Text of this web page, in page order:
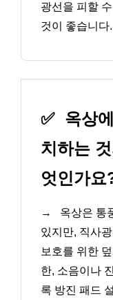
광선을 피할
것이 좋습니다.
✅ 옥상
치하는
엇인가요
→
옥상은 통
있지만, 직사
보호를 위한
한, 소음이나
록 방진 패드